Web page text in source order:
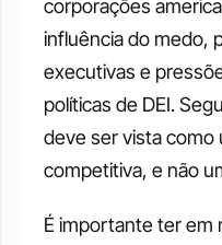
corporações
influência do medo,
executivas e
políticas de DEI.
deve ser vista como
competitiva, e não
É importante ter em